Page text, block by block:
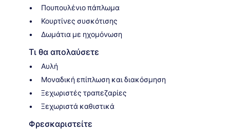
Πουπουλένιο πάπλωμα
Κουρτίνες συσκότισης
Δωμάτια με ηχομόνωση
Τι θα απολαύσετε
Αυλή
Μοναδική επίπλωση και διακόσμηση
Ξεχωριστές τραπεζαρίες
Ξεχωριστά καθιστικά
Φρεσκαριστείτε